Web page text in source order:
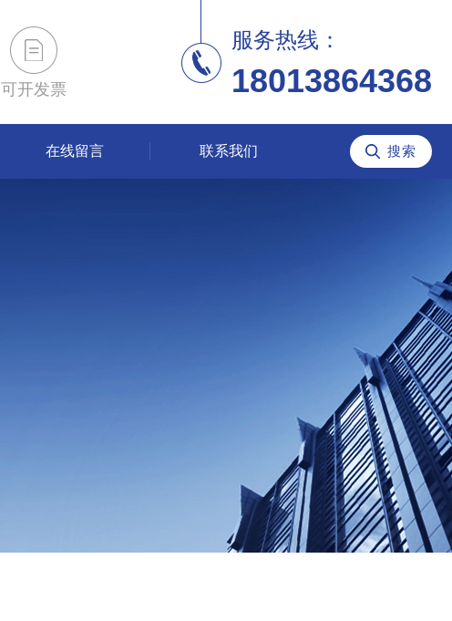
可开发票
服务热线：
18013864368
在线留言 联系我们